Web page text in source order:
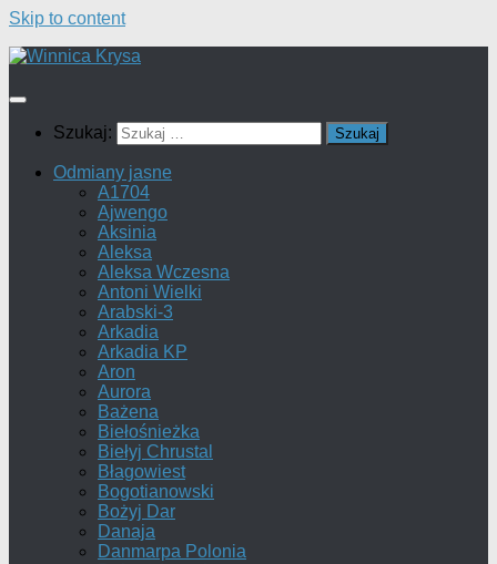
Skip to content
Szukaj:
Odmiany jasne
A1704
Ajwengo
Aksinia
Aleksa
Aleksa Wczesna
Antoni Wielki
Arabski-3
Arkadia
Arkadia KP
Aron
Aurora
Bażena
Biełośnieżka
Biełyj Chrustal
Błagowiest
Bogotianowski
Bożyj Dar
Danaja
Danmarpa Polonia